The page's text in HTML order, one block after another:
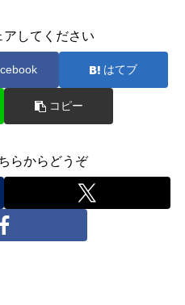
アしてください
はてブ
コピー
らからどうぞ